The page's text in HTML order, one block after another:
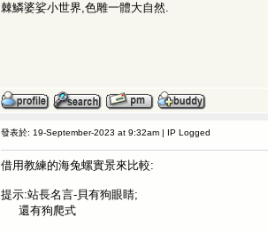
棘鱗婆娑小世界,色雕一體大自然.
發表於: 19-September-2023 at 9:32am | IP Logged
借用教練的海兔螺實景來比較:
提示:站長名言-貝有狗眼睛;
還有狗爬式